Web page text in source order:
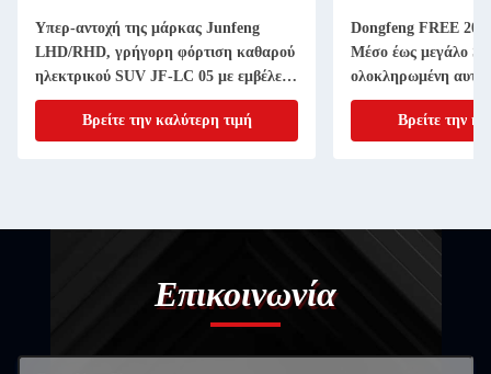
Υπερ-αντοχή της μάρκας Junfeng
LHD/RHD, γρήγορη φόρτιση καθαρού
ηλεκτρικού SUV JF-LC 05 με εμβέλεια
400KM
Βρείτε την καλύτερη τιμή
Dongfeng FREE
Μέσο έως μεγάλο
ολοκληρωμένη
Βρείτε την
Επικοινωνία